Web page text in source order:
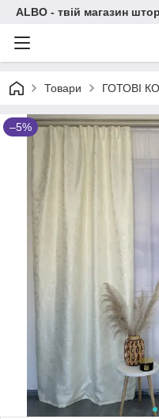
ALBO - твій магазин штор
Товари ГОТОВІ
–5%